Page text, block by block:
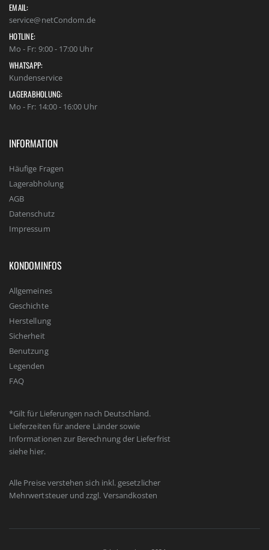
EMAIL:
service@netCondom.de
HOTLINE:
Mo - Fr: 9:00 - 17:00 Uhr
WHATSAPP:
Kundenservice
LAGERABHOLUNG:
Mo - Fr: 14:00 - 16:00 Uhr
INFORMATION
Häufige Fragen
Lagerabholung
AGB
Datenschutz
Impressum
KONDOMINFOS
Allgemeines
Geschichte
Herstellung
Sicherheit
Benutzung
Legenden
FAQ
*Gilt für Lieferungen nach Deutschland.
Lieferzeiten für andere Länder sowie
Informationen zur Berechnung der Lieferfrist
siehe hier.
Alle Preise verstehen sich inkl. gesetzlicher
Mehrwertsteuer und zzgl. Versandkosten